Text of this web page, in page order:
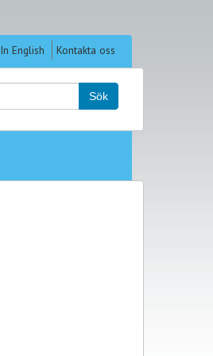
In English Kontakta oss
Sök